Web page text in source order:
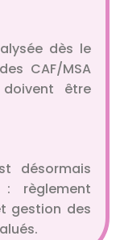
dès le
CAF/MSA
être
désormais
règlement
gestion des